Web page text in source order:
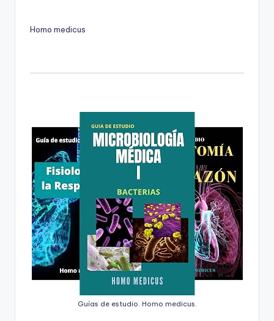
Homo medicus
Guías de estudio. Homo medicus.